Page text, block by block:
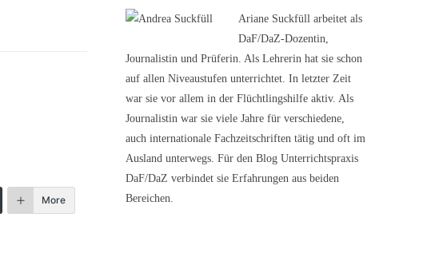
More
Ariane Suckfüll arbeitet als
DaF/DaZ-Dozentin,
Journalistin und Prüferin. Als Lehrerin hat sie schon
auf allen Niveaustufen unterrichtet. In letzter Zeit
war sie vor allem in der Flüchtlingshilfe aktiv. Als
Journalistin war sie viele Jahre für verschiedene,
auch internationale Fachzeitschriften tätig und oft im
Ausland unterwegs. Für den Blog Unterrichtspraxis
DaF/DaZ verbindet sie Erfahrungen aus beiden
Bereichen.